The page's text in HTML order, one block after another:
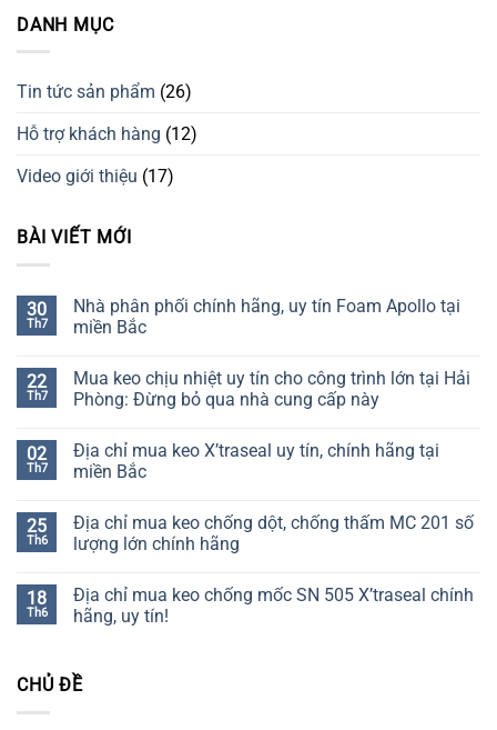
DANH MỤC
Tin tức sản phẩm (26)
Hỗ trợ khách hàng (12)
Video giới thiệu (17)
BÀI VIẾT MỚI
30
Th7
Nhà phân phối chính hãng, uy tín Foam Apollo tại
miền Bắc
bình
luận
ở
phối
chính
hãng,
Foam
Apollo
tại
22
Th7
Mua keo chịu nhiệt uy tín cho công trình lớn tại Hải
Phòng: Đừng bỏ qua nhà cung cấp này
bình
luận
ở
chịu
nhiệt
uy
công
trình
lớn
Đừng
bỏ
02
Th7
Địa chỉ mua keo X’traseal uy tín, chính hãng tại
miền Bắc
bình
luận
ở
mua
keo
X’traseal
hãng
tại
25
Th6
Địa chỉ mua keo chống dột, chống thấm MC 201 số
lượng lớn chính hãng
bình
luận
ở
keo
chống
18
Th6
Địa chỉ mua keo chống mốc SN 505 X’traseal chính
hãng, uy tín!
luận
ở
CHỦ ĐỀ